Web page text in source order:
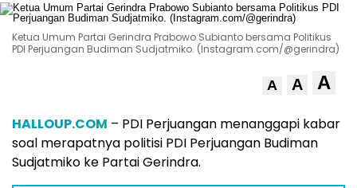
Ketua Umum Partai Gerindra Prabowo Subianto bersama Politikus
PDI Perjuangan Budiman Sudjatmiko. (Instagram.com/@gerindra)
A A A
HALLOUP.COM – PDI Perjuangan menanggapi kabar
soal merapatnya politisi PDI Perjuangan Budiman
Sudjatmiko ke Partai Gerindra.